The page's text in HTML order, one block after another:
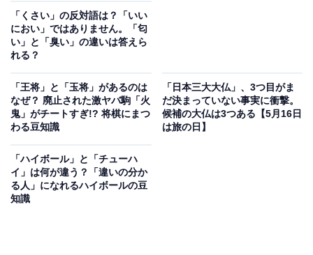
15周年の2024年はリバイバル上映も決定
「くさい」の反対語は？「いい
におい」ではありません。「匂
い」と「臭い」の違いは答えら
れる？
「王将」と「玉将」があるのは
なぜ？ 廃止された激ヤバ駒「火
鬼」がチートすぎ!? 将棋にまつ
わる豆知識
「日本三大大仏」、3つ目がま
だ決まっていない事実に衝撃。
候補の大仏は3つある【5月16日
は旅の日】
「ハイボール」と「チューハ
イ」は何が違う？「違いの分か
る人」になれるハイボールの豆
知識